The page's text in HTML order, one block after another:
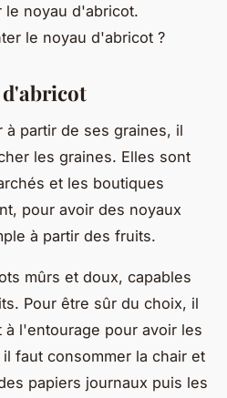
le noyau d'abricot.
le noyau d'abricot ?
à partir de ses graines, il
les graines. Elles sont
et les boutiques
pour avoir des noyaux
à partir des fruits.
mûrs et doux, capables
Pour être sûr du choix, il
l'entourage pour avoir les
faut consommer la chair et
papiers journaux puis les